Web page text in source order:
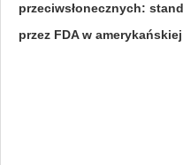
przeciwsłonecznych:
przez FDA w